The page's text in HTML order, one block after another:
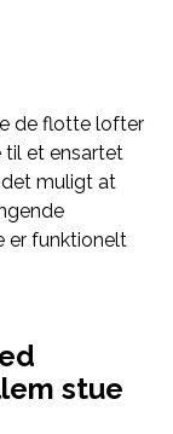
de flotte lofter
et ensartet
muligt at
er funktionelt
stue